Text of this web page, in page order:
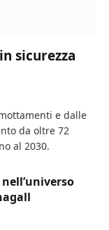
sicurezza
e dalle
da oltre 72
al 2030.